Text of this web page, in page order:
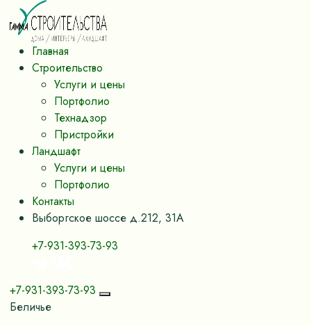
Главная
Строительство
Услуги и цены
Портфолио
Технадзор
Пристройки
Ландшафт
Услуги и цены
Портфолио
Контакты
Выборгское шоссе д.212, 31А
+7-931-393-73-93
+7-931-393-73-93
Беличье